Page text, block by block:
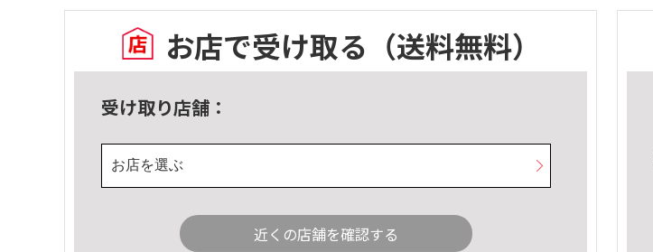
お店で受け取る （送料無料）
受け取り店舗：
お店を選ぶ
近くの店舗を確認する